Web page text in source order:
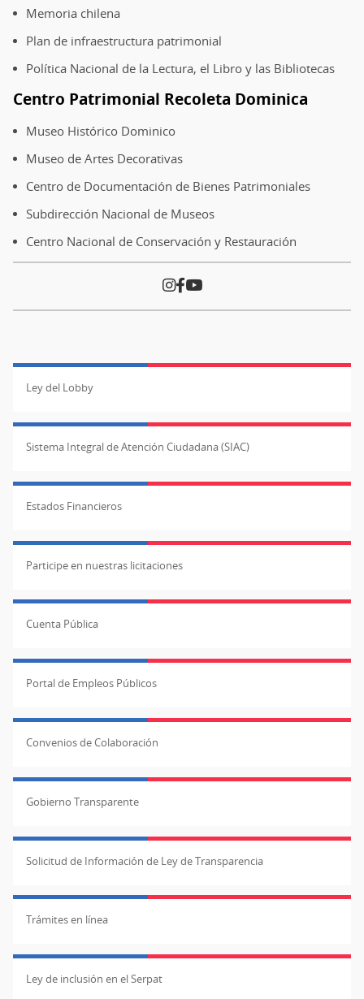
Memoria chilena
Plan de infraestructura patrimonial
Política Nacional de la Lectura, el Libro y las Bibliotecas
Centro Patrimonial Recoleta Dominica
Museo Histórico Dominico
Museo de Artes Decorativas
Centro de Documentación de Bienes Patrimoniales
Subdirección Nacional de Museos
Centro Nacional de Conservación y Restauración
Ley del Lobby
Sistema Integral de Atención Ciudadana (SIAC)
Estados Financieros
Participe en nuestras licitaciones
Cuenta Pública
Portal de Empleos Públicos
Convenios de Colaboración
Gobierno Transparente
Solicitud de Información de Ley de Transparencia
Trámites en línea
Ley de inclusión en el Serpat